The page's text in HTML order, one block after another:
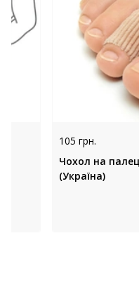
105 грн.
Чохол на
(Україна)